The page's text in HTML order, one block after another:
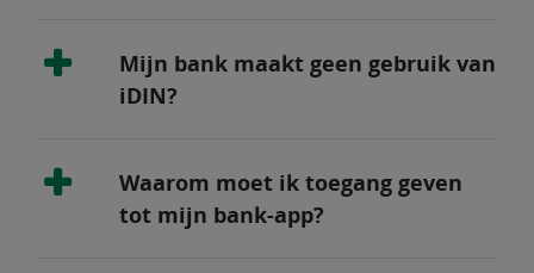
Mijn bank maakt geen gebruik van
iDIN?
Waarom moet ik toegang geven
tot mijn bank-app?